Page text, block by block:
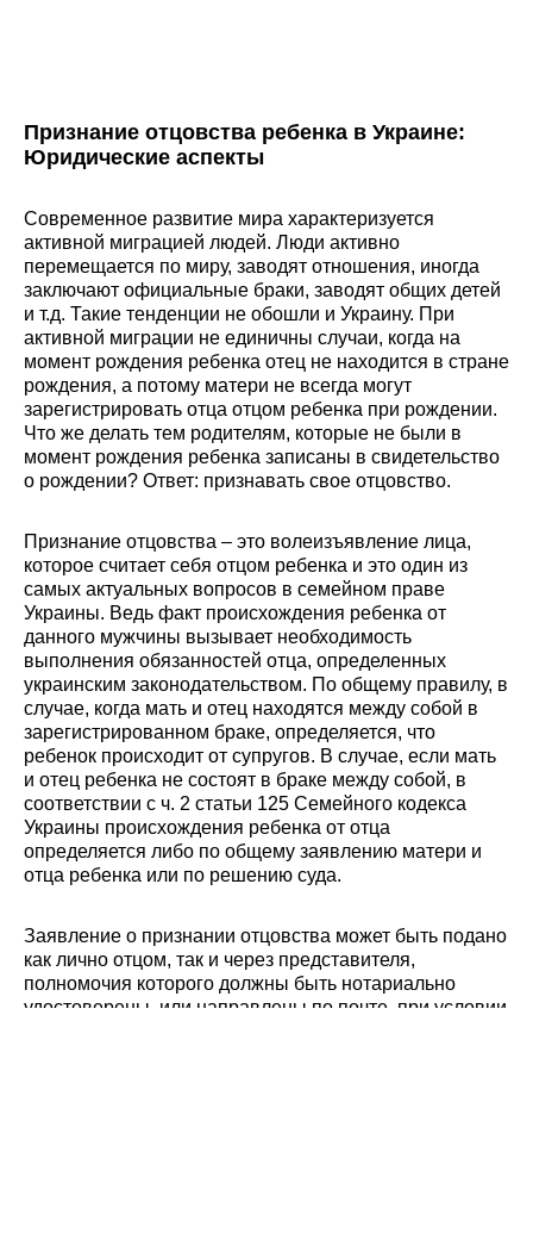
Признание отцовства ребенка в Украине:
Юридические аспекты
Современное развитие мира характеризуется
активной миграцией людей. Люди активно
перемещается по миру, заводят отношения, иногда
заключают официальные браки, заводят общих детей
и т.д. Такие тенденции не обошли и Украину. При
активной миграции не единичны случаи, когда на
момент рождения ребенка отец не находится в стране
рождения, а потому матери не всегда могут
зарегистрировать отца отцом ребенка при рождении.
Что же делать тем родителям, которые не были в
момент рождения ребенка записаны в свидетельство
о рождении? Ответ: признавать свое отцовство.
Признание отцовства – это волеизъявление лица,
которое считает себя отцом ребенка и это один из
самых актуальных вопросов в семейном праве
Украины. Ведь факт происхождения ребенка от
данного мужчины вызывает необходимость
выполнения обязанностей отца, определенных
украинским законодательством. По общему правилу, в
случае, когда мать и отец находятся между собой в
зарегистрированном браке, определяется, что
ребенок происходит от супругов. В случае, если мать
и отец ребенка не состоят в браке между собой, в
соответствии с ч. 2 статьи 125 Семейного кодекса
Украины происхождения ребенка от отца
определяется либо по общему заявлению матери и
отца ребенка или по решению суда.
Заявление о признании отцовства может быть подано
как лично отцом, так и через представителя,
полномочия которого должны быть нотариально
удостоверены, или направлены по почте, при условии